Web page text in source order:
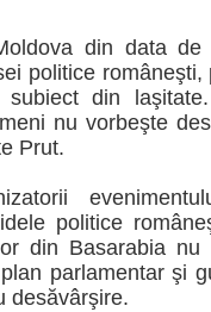
din data de
politice româneşti,
din
nu vorbeşte
Prut.
politice
din Basarabia
parlamentar şi
desăvârşire.